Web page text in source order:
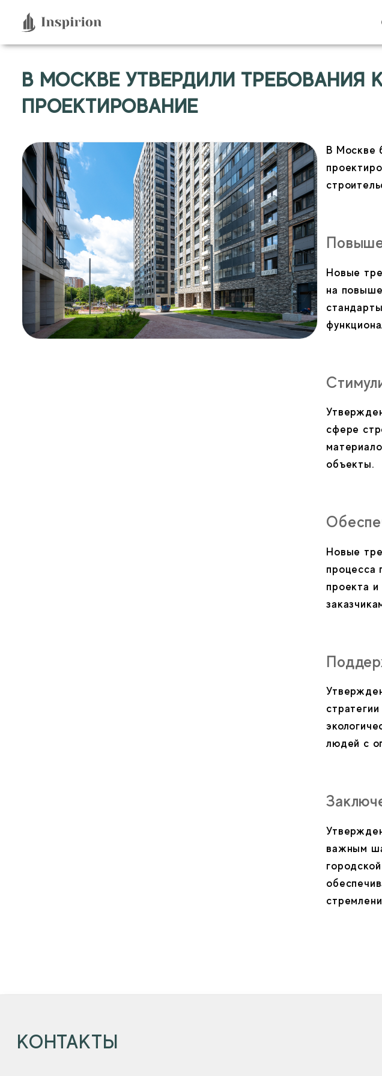
содержимому
В МОСКВЕ УТВЕРДИЛИ
ПРОЕКТИРОВАНИЕ
В Москве
Новые
на
сфере
объекты.
Новые
процесса
проекта
людей с
важным
КОНТАКТЫ